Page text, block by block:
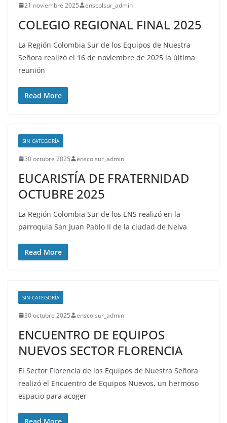
21 noviembre 2025 enscolsur_admin
COLEGIO REGIONAL FINAL 2025
La Región Colombia Sur de los Equipos de Nuestra
Señora realizó el 16 de noviembre de 2025 la última
reunión
Read More
SIN CATEGORÍA
30 octubre 2025 enscolsur_admin
EUCARISTÍA DE FRATERNIDAD
OCTUBRE 2025
La Región Colombia Sur de los ENS realizó en la
parroquia San Juan Pablo II de la ciudad de Neiva
Read More
SIN CATEGORÍA
30 octubre 2025 enscolsur_admin
ENCUENTRO DE EQUIPOS
NUEVOS SECTOR FLORENCIA
El Sector Florencia de los Equipos de Nuestra Señora
realizó el Encuentro de Equipos Nuevos, un hermoso
espacio para acoger
Read More